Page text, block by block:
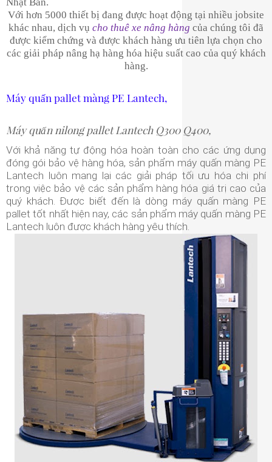
Với hơn 5000 thiết bị đang được hoạt động tại nhiều jobsite
khác nhau, dịch vụ cho thuê xe nâng hàng của chúng tôi đã
được kiểm chứng và được khách hàng ưu tiên lựa chọn cho
các giải pháp nâng hạ hàng hóa hiệu suất cao của quý khách
hàng.
Máy quấn pallet màng PE Lantech,
Máy quấn nilong pallet Lantech Q300 Q400,
Với khả năng tự động hóa hoàn toàn cho các ứng dụng
đóng gói bảo vệ hàng hóa, sản phẩm máy quấn màng PE
Lantech luôn mang lại các giải pháp tối ưu hóa chi phí
trong việc bảo vệ các sản phẩm hàng hóa giá trị cao của
quý khách. Được biết đến là dòng máy quấn màng PE
pallet tốt nhất hiện nay, các sản phẩm máy quấn màng PE
Lantech luôn được khách hàng yêu thích.